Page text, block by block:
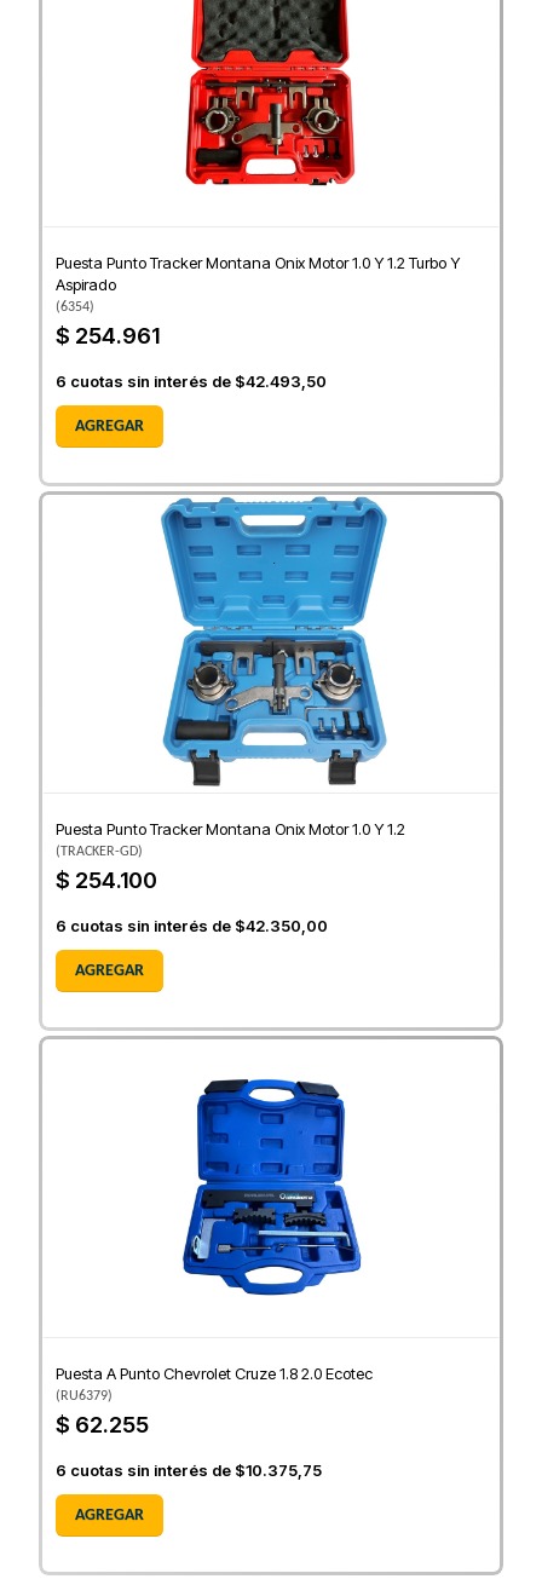
Puesta Punto Tracker Montana Onix Motor 1.0 Y 1.2 Turbo Y
Aspirado
(6354)
$ 254.961
6 cuotas sin interés de $42.493,50
AGREGAR
Puesta Punto Tracker Montana Onix Motor 1.0 Y 1.2
( TRACKER-GD)
$ 254.100
6 cuotas sin interés de $42.350,00
AGREGAR
Puesta A Punto Chevrolet Cruze 1.8 2.0 Ecotec
(RU6379)
$ 62.255
6 cuotas sin interés de $10.375,75
AGREGAR